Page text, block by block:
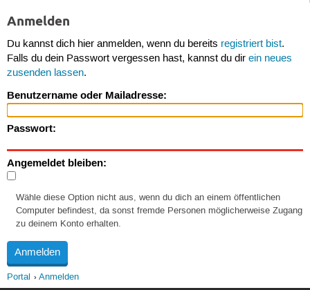
Anmelden
Du kannst dich hier anmelden, wenn du bereits registriert bist.
Falls du dein Passwort vergessen hast, kannst du dir ein neues
zusenden lassen.
Benutzername oder Mailadresse:
Passwort:
Angemeldet bleiben:
Wähle diese Option nicht aus, wenn du dich an einem öffentlichen
Computer befindest, da sonst fremde Personen möglicherweise Zugang
zu deinem Konto erhalten.
Portal Anmelden